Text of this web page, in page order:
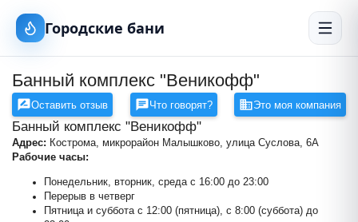
Городские бани
Банный комплекс "Веникофф"
Оставить отзыв Что говорят? Это моя компания
Банный комплекс "Веникофф"
Адрес: Кострома, микрорайон Малышково, улица Суслова, 6А
Рабочие часы:
Понедельник, вторник, среда с 16:00 до 23:00
Перерыв в четверг
Пятница и суббота с 12:00 (пятница), с 8:00 (суббота) до